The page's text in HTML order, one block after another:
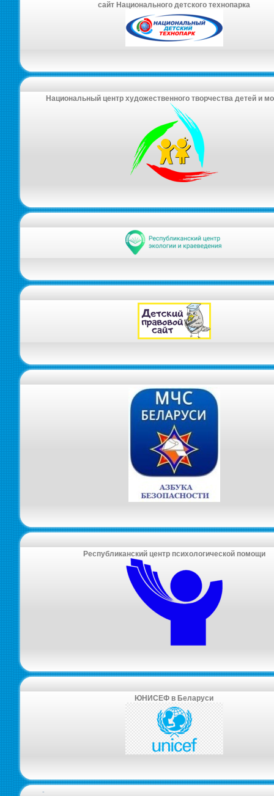
сайт Национального детского технопарка
Национальный центр художественного творчества детей и
Республиканский центр психологической помощи
ЮНИСЕФ в Беларуси
-